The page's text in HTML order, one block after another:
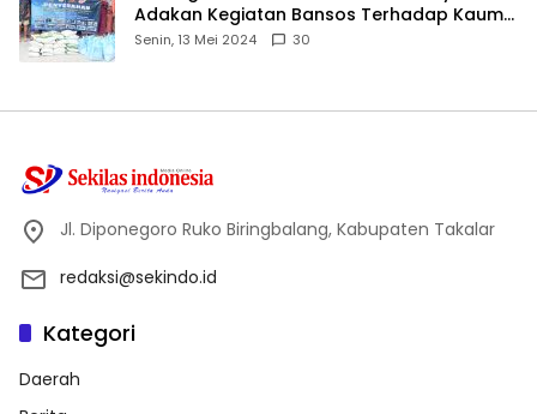
Adakan Kegiatan Bansos Terhadap Kaum
Dhuafa dan Anak Yatim-Piatu
Senin, 13 Mei 2024 30
Jl. Diponegoro Ruko Biringbalang, Kabupaten Takalar
redaksi@sekindo.id
Kategori
Daerah